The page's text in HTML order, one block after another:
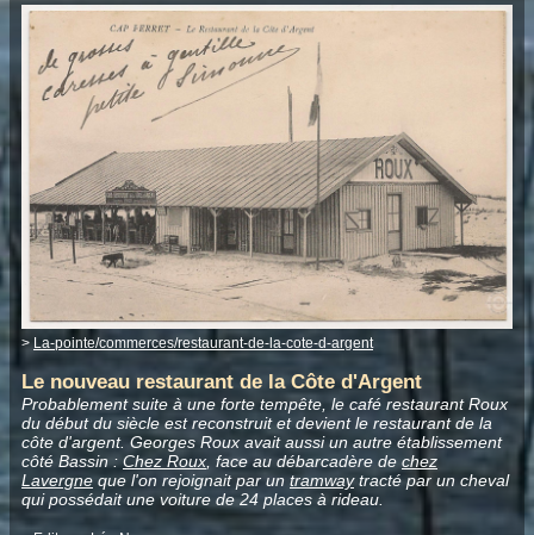
> La-pointe/commerces/restaurant-de-la-cote-d-argent
Le nouveau restaurant de la Côte d'Argent
Probablement suite à une forte tempête, le café restaurant Roux
du début du siècle est reconstruit et devient le restaurant de la
côte d'argent. Georges Roux avait aussi un autre établissement
côté Bassin : Chez Roux, face au débarcadère de chez
Lavergne que l'on rejoignait par untramwaytracté par un cheval
qui possédait une voiture de 24 places à rideau.